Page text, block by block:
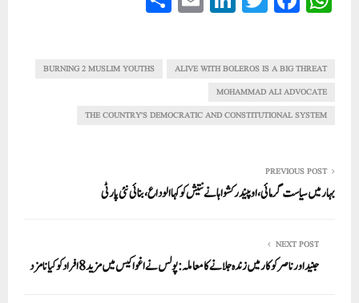
ha
A
pp
ce
ok
wi
r
nk
In
m
ALIVE WITH BOLEROS IS A BIG THREAT
BURNING 2 MUSLIM YOUTHS
MOHAMMAD ALI ADVOCATE
THE COUNTRY'S DEMOCRATIC AND CONSTITUTIONAL SYSTEM
PREVIOUS POST
بہار میں سیاست گرمائی، اوپیندر کشواہا نے نتیش کو کہاالوداع،بنائی نئی پارٹی
NEXT POST
جنید اور ناصر کو کار میں زندہ جلانے کا معاملہ: پولس نے اغوا کیس میں مزید 8 افراد کو کیا نامزد